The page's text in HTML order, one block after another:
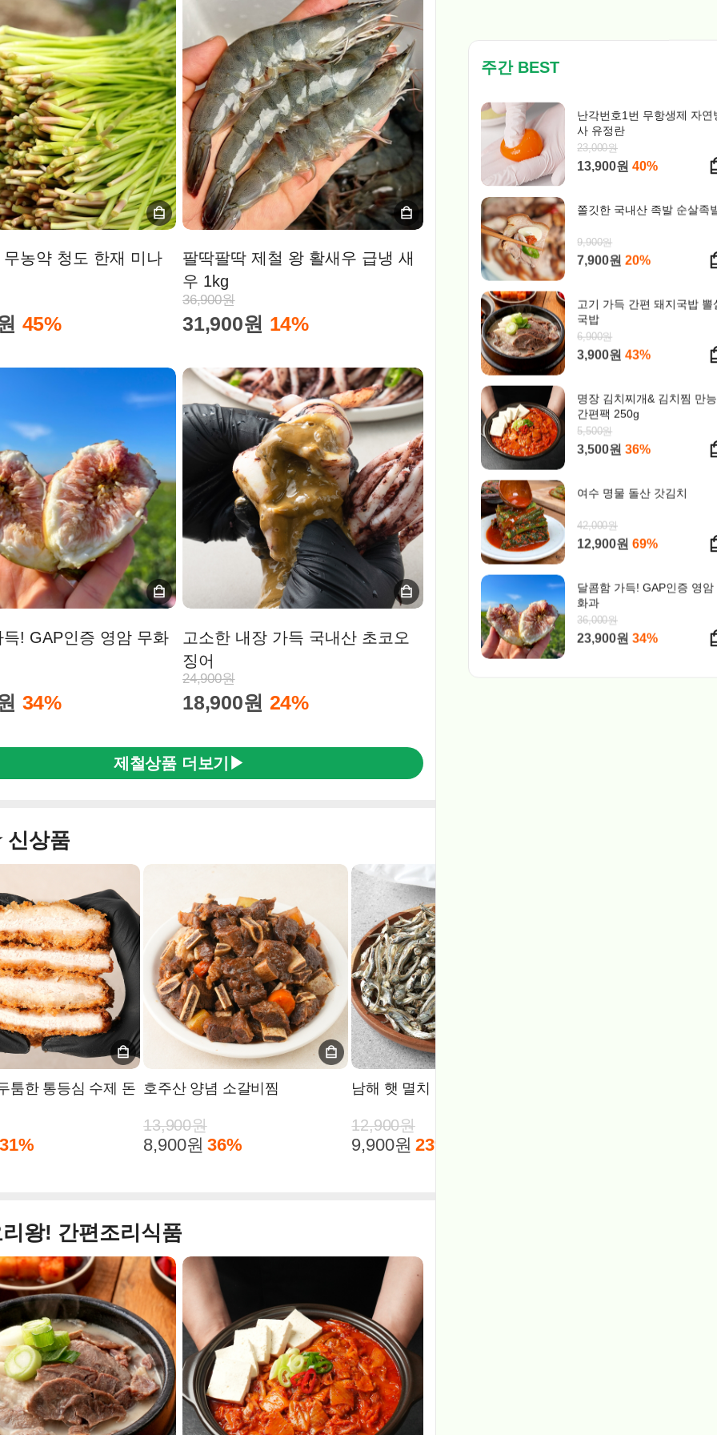
주간 BEST
난각번호1번 무항생제 자연
사 유정란
23,000원
13,900원 40%
쫄깃한 국내산 족발 순살족
9,900원
7,900원 20%
고기 가득 간편 돼지국밥 뽈
국밥
6,900원
3,900원 43%
명장 김치찌개& 김치찜 만능
간편팩 250g
5,500원
3,500원 36%
여수 명물 돌산 갓김치
42,000원
12,900원 69%
달콤함 가득! GAP인증 영암
화과
36,000원
23,900원 34%
농약 청도 한재 미나
45%
팔딱팔딱 제철 왕 활새우 급냉 새
우 1kg
36,900원
31,900원 14%
! GAP인증 영암 무화
34%
고소한 내장 가득 국내산 초코오
징어
24,900원
18,900원 24%
제철상품 더보기▶
상품
툼한 통등심 수제 돈
31%
호주산 양념 소갈비찜
13,900원
8,900원 36%
남해 햇 멸치 지리 고바 디포리
12,900원
9,900원 23%
왕! 간편조리식품